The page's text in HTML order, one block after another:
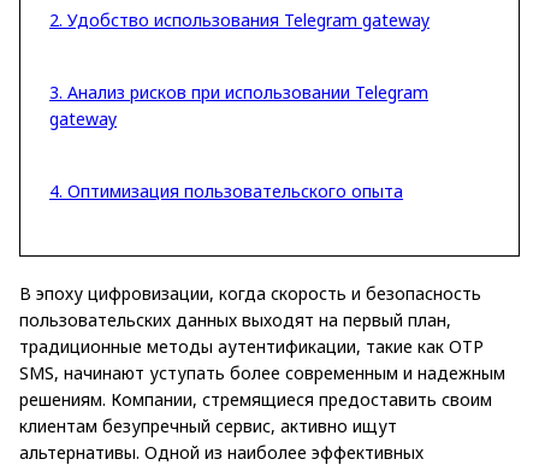
2. Удобство использования Telegram gateway
3. Анализ рисков при использовании Telegram
gateway
4. Оптимизация пользовательского опыта
В эпоху цифровизации, когда скорость и безопасность
пользовательских данных выходят на первый план,
традиционные методы аутентификации, такие как OTP
SMS, начинают уступать более современным и надежным
решениям. Компании, стремящиеся предоставить своим
клиентам безупречный сервис, активно ищут
альтернативы. Одной из наиболее эффективных